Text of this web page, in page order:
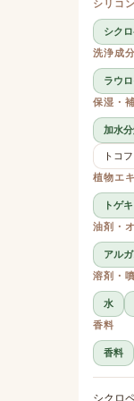
シリコン
シク
洗浄成分
ラウ
保湿・
加水
トコ
植物エ
トゲ
油剤・
アル
溶剤・
水
香料
香料
シクロ